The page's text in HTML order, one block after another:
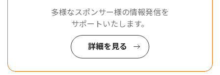
多様なスポンサー様の情報発信を
サポートいたします。
詳細を見る